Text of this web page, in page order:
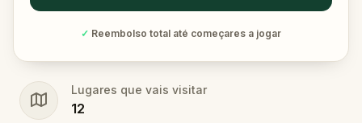
✓ Reembolso total até começares a jogar
Lugares que vais visitar
12